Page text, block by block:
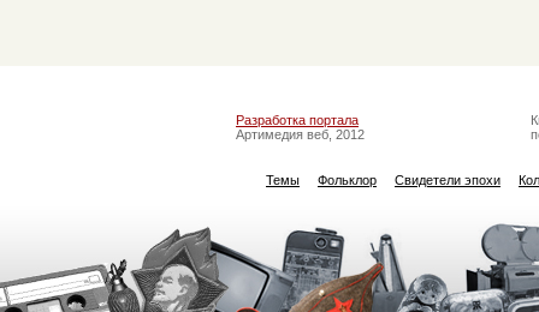
Разработка портала
Артимедия веб, 2012
Темы Фольклор Свидетели эпохи